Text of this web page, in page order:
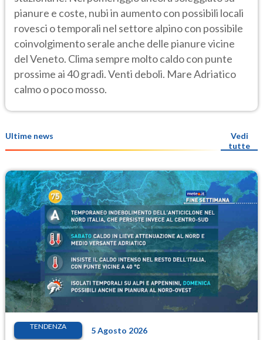
pianure e coste, nubi in aumento con possibili locali
rovesci o temporali nel settore alpino con possibile
coinvolgimento serale anche delle pianure vicine
del Veneto. Clima sempre molto caldo con punte
prossime ai 40 gradi. Venti deboli. Mare Adriatico
calmo o poco mosso.
Ultime news
Vedi
tutte
TENDENZA 5 Agosto 2026